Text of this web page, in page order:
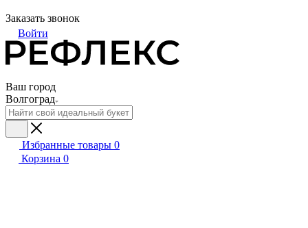
Заказать звонок
Войти
Ваш город
Волгоград
Избранные товары 0
Корзина 0